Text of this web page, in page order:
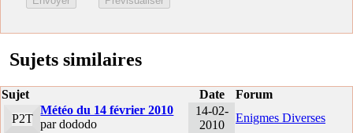
Sujets similaires
Sujet Date
Forum
P2T
Météo du 14 février 2010
par dododo
14-02-
2010
Enigmes Diverses